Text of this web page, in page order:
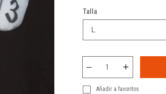
Talla
Añadir a favoritos